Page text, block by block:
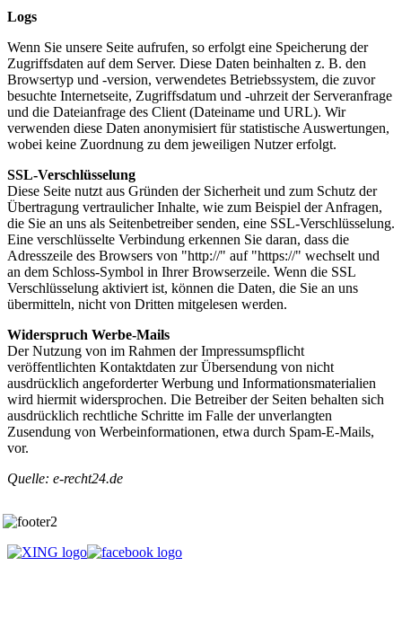
Logs
Wenn Sie unsere Seite aufrufen, so erfolgt eine Speicherung der
Zugriffsdaten auf dem Server. Diese Daten beinhalten z. B. den
Browsertyp und -version, verwendetes Betriebssystem, die zuvor
besuchte Internetseite, Zugriffsdatum und -uhrzeit der Serveranfrage
und die Dateianfrage des Client (Dateiname und URL). Wir
verwenden diese Daten anonymisiert für statistische Auswertungen,
wobei keine Zuordnung zu dem jeweiligen Nutzer erfolgt.
SSL-Verschlüsselung
Diese Seite nutzt aus Gründen der Sicherheit und zum Schutz der
Übertragung vertraulicher Inhalte, wie zum Beispiel der Anfragen,
die Sie an uns als Seitenbetreiber senden, eine SSL-Verschlüsselung.
Eine verschlüsselte Verbindung erkennen Sie daran, dass die
Adresszeile des Browsers von "http://" auf "https://" wechselt und
an dem Schloss-Symbol in Ihrer Browserzeile. Wenn die SSL
Verschlüsselung aktiviert ist, können die Daten, die Sie an uns
übermitteln, nicht von Dritten mitgelesen werden.
Widerspruch Werbe-Mails
Der Nutzung von im Rahmen der Impressumspflicht
veröffentlichten Kontaktdaten zur Übersendung von nicht
ausdrücklich angeforderter Werbung und Informationsmaterialien
wird hiermit widersprochen. Die Betreiber der Seiten behalten sich
ausdrücklich rechtliche Schritte im Falle der unverlangten
Zusendung von Werbeinformationen, etwa durch Spam-E-Mails,
vor.
Quelle: e-recht24.de